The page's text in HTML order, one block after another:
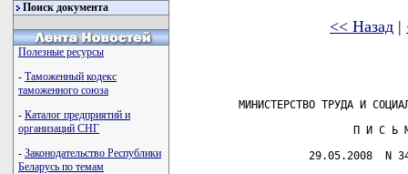
Поиск документа
Полезные ресурсы
- Таможенный кодекс
таможенного союза
- Каталог предприятий и
организаций СНГ
- Законодательство Республики
Беларусь по темам
<< Назад |
МИНИСТЕРСТВО ТРУДА И
П И С Ь
29.05.2008  N